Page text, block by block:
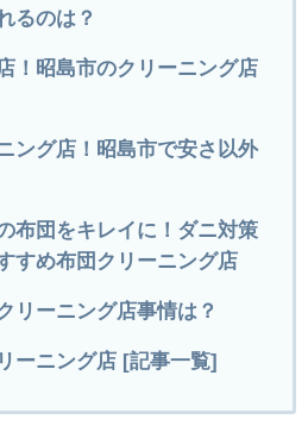
るのは？
！昭島市のクリーニング店
ング店！昭島市で安さ以外
布団をキレイに！ダニ対策
すめ布団クリーニング店
リーニング店事情は？
ーニング店 [記事一覧]